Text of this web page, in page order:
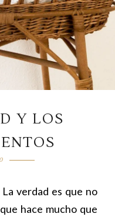
Y LOS
verdad es que no
hace mucho que